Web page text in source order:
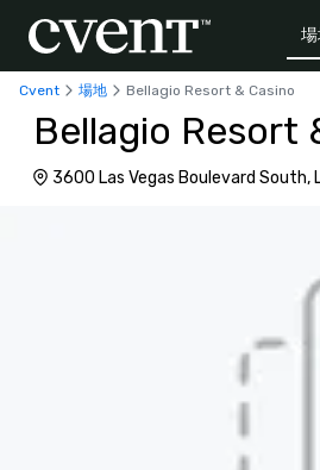
Cvent 場地 Bellagio Resort & Casino
Bellagio Resort
3600 Las Vegas Boulevard South,